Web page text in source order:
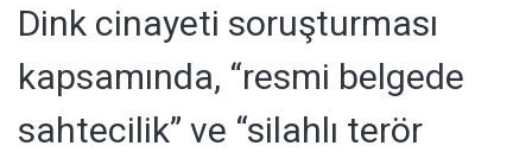
Dink cinayeti soruşturması
kapsamında, “resmi belgede
sahtecilik” ve “silahlı terör